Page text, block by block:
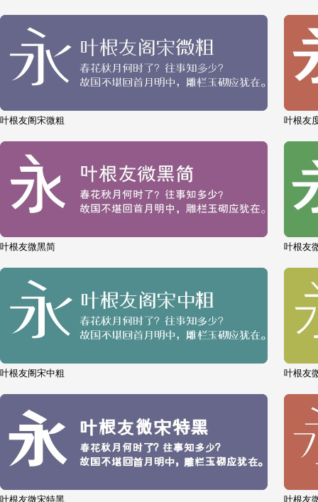
叶根友阁宋微粗 叶根友
叶根友微黑简 叶根友
叶根友阁宋中粗 叶根友
叶根友微宋特黑 叶根友